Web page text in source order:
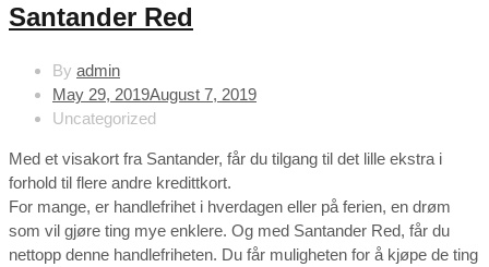
Santander Red
By admin
May 29, 2019August 7, 2019
Uncategorized
Med et visakort fra Santander, får du tilgang til det lille ekstra i
forhold til flere andre kredittkort.
For mange, er handlefrihet i hverdagen eller på ferien, en drøm
som vil gjøre ting mye enklere. Og med Santander Red, får du
nettopp denne handlefriheten. Du får muligheten for å kjøpe de ting